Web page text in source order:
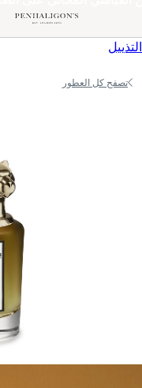
الانتقال إلى الترويسة
التذييل
تصفح كل العطور